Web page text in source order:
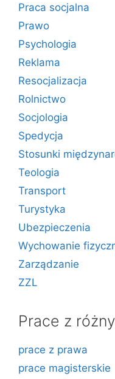
Praca socjalna
Prawo
Psychologia
Reklama
Resocjalizacja
Rolnictwo
Socjologia
Spedycja
Stosunki
Teologia
Transport
Turystyka
Ubezpieczenia
Wychowanie
Zarządzanie
ZZL
Prace z
prace z prawa
prace magisterskie